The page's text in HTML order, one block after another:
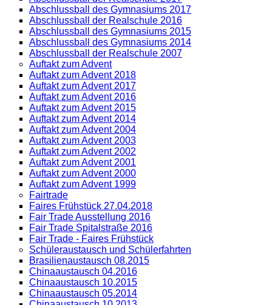
Abschlussball des Gymnasiums 2017
Abschlussball der Realschule 2016
Abschlussball des Gymnasiums 2015
Abschlussball des Gymnasiums 2014
Abschlussball der Realschule 2007
Auftakt zum Advent
Auftakt zum Advent 2018
Auftakt zum Advent 2017
Auftakt zum Advent 2016
Auftakt zum Advent 2015
Auftakt zum Advent 2014
Auftakt zum Advent 2004
Auftakt zum Advent 2003
Auftakt zum Advent 2002
Auftakt zum Advent 2001
Auftakt zum Advent 2000
Auftakt zum Advent 1999
Fairtrade
Faires Frühstück 27.04.2018
Fair Trade Ausstellung 2016
Fair Trade Spitalstraße 2016
Fair Trade - Faires Frühstück
Schüleraustausch und Schülerfahrten
Brasilienaustausch 08.2015
Chinaaustausch 04.2016
Chinaaustausch 10.2015
Chinaaustausch 05.2014